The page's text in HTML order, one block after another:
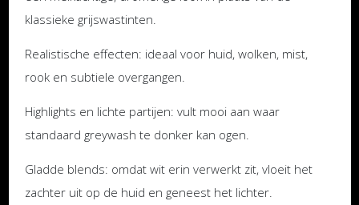
klassieke grijswastinten.
Realistische effecten: ideaal voor huid, wolken, mist,
rook en subtiele overgangen.
Highlights en lichte partijen: vult mooi aan waar
standaard greywash te donker kan ogen.
Gladde blends: omdat wit erin verwerkt zit, vloeit het
zachter uit op de huid en geneest het lichter.